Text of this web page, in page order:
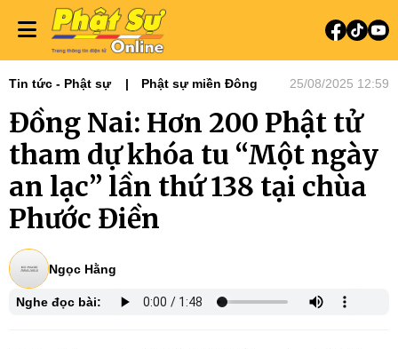
Tin tức - Phật sự Phật sự miền Đông 25/08/2025 12:59
Đồng Nai: Hơn 200 Phật tử
tham dự khóa tu “Một ngày
an lạc” lần thứ 138 tại chùa
Phước Điền
Ngọc Hằng
Nghe đọc bài: